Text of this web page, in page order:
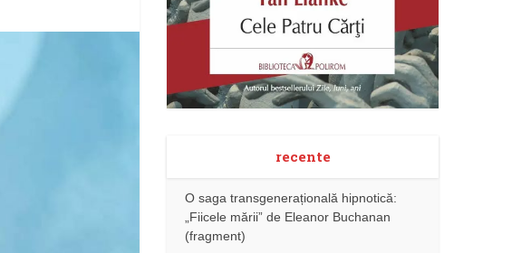
recente
O saga transgenerațională hipnotică:
„Fiicele mării” de Eleanor Buchanan
(fragment)